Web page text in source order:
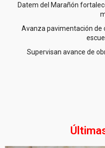
Datem del Marañón
Avanza pavimentación de
Supervisan avance de